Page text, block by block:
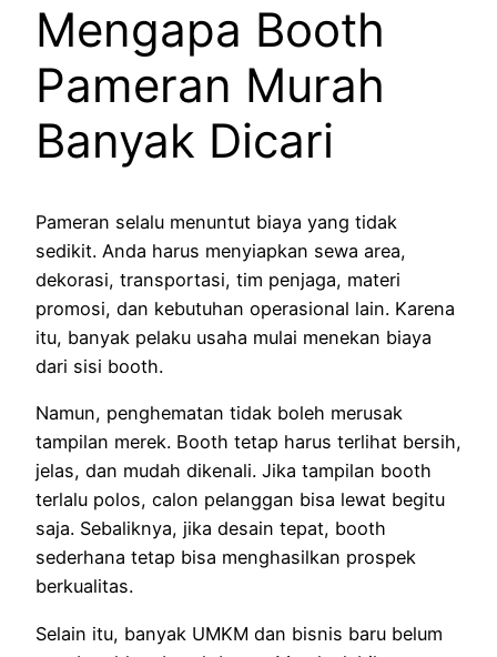
Mengapa Booth
Pameran Murah
Banyak Dicari
Pameran selalu menuntut biaya yang tidak
sedikit. Anda harus menyiapkan sewa area,
dekorasi, transportasi, tim penjaga, materi
promosi, dan kebutuhan operasional lain. Karena
itu, banyak pelaku usaha mulai menekan biaya
dari sisi booth.
Namun, penghematan tidak boleh merusak
tampilan merek. Booth tetap harus terlihat bersih,
jelas, dan mudah dikenali. Jika tampilan booth
terlalu polos, calon pelanggan bisa lewat begitu
saja. Sebaliknya, jika desain tepat, booth
sederhana tetap bisa menghasilkan prospek
berkualitas.
Selain itu, banyak UMKM dan bisnis baru belum